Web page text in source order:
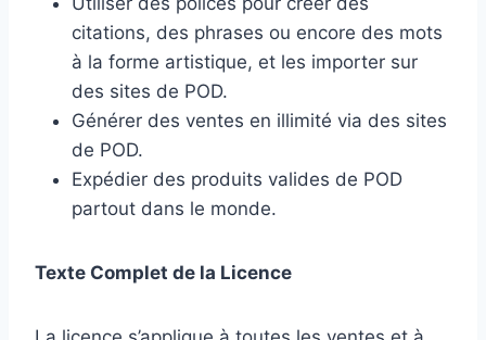
citations, des phrases ou encore des mots
à la forme artistique, et les importer sur
des sites de POD.
Générer des ventes en illimité via des sites
de POD.
Expédier des produits valides de POD
partout dans le monde.
Texte Complet de la Licence